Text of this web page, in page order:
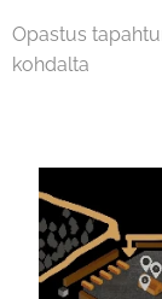
Opastus
kohdalta